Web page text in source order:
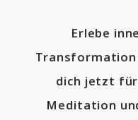
Erlebe
Transformation
dich jetzt
Meditation